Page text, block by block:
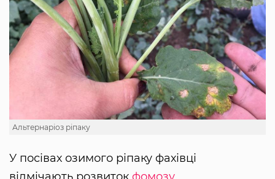
Альтернаріоз ріпаку
У посівах озимого ріпаку фахівці